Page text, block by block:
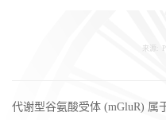
来源:
代谢型谷氨酸受体 (mGluR) 属